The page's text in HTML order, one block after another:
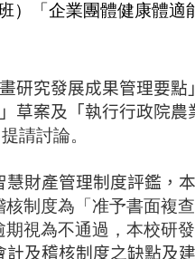
）「企業團體健康體適
研究發展成果管理要
草案及「執行行政院
請討論。
慧財產管理制度評鑑，
制度為「准予書面複
視為不通過，本校研
及稽核制度之缺點及